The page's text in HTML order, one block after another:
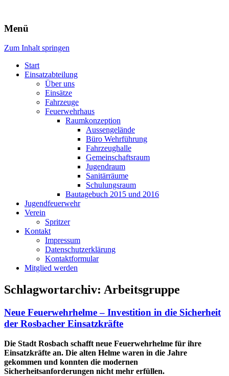
Freiwillige Feuerwehr Rodheim
v.d.H.
Menü
Zum Inhalt springen
Start
Einsatzabteilung
Über uns
Einsätze
Fahrzeuge
Feuerwehrhaus
Raumkonzeption
Aussengelände
Büro Wehrführung
Fahrzeughalle
Gemeinschaftsraum
Jugendraum
Sanitärräume
Schulungsraum
Bautagebuch 2015 und 2016
Jugendfeuerwehr
Verein
Spritzer
Kontakt
Impressum
Datenschutzerklärung
Kontaktformular
Mitglied werden
Schlagwortarchiv: Arbeitsgruppe
Neue Feuerwehrhelme – Investition in die Sicherheit
der Rosbacher Einsatzkräfte
Die Stadt Rosbach schafft neue Feuerwehrhelme für ihre
Einsatzkräfte an. Die alten Helme waren in die Jahre
gekommen und konnten die modernen
Sicherheitsanforderungen nicht mehr erfüllen.